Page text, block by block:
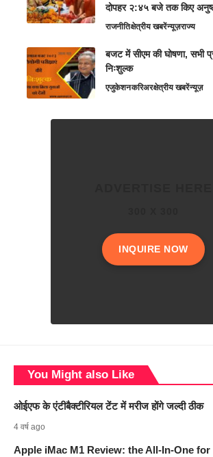
दोपहर २:४५ बजे तक किए
राजनीतिक्षेत्रीय खबरेंन्यूज़राज्य
बजट में सीएम की घोषणा, सभी
निःशुल्क
एजुकेशनकरिअरक्षेत्रीय खबरेंन्यूज़
INQUIRE NOW
You Might also Like
ओईएफ के एंटीबैक्टीरियल टेंट में मरीज होंगे जल्दी ठीक
4 वर्ष ago
Apple iMac M1 Review: the All-In-One for